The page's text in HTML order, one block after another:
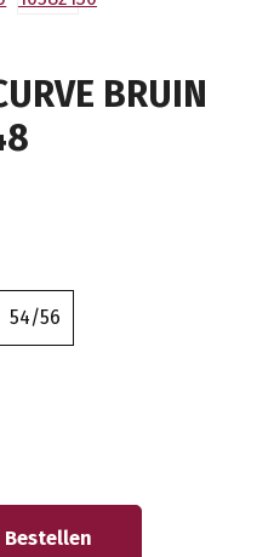
BRUIN
54/56
Bestellen